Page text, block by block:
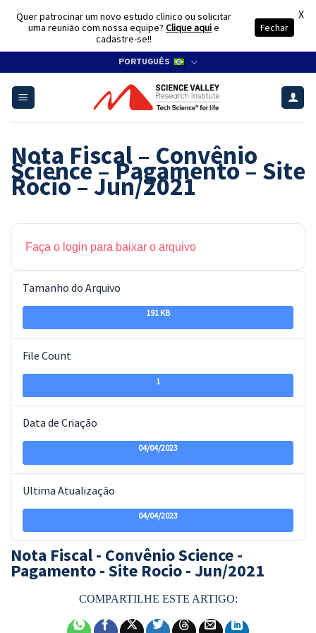
content
PORTUGUÊS
Nota Fiscal – Convênio
Science – Pagamento – Site
Rocio – Jun/2021
Faça o login para baixar o arquivo
Tamanho do Arquivo
191 KB
File Count
1
Data de Criação
04/04/2023
Ultima Atualização
04/04/2023
Nota Fiscal - Convênio Science -
Pagamento - Site Rocio - Jun/2021
Quer patrocinar um novo estudo clínico ou solicitar
uma reunião com nossa equipe? Clique aquie
cadastre-se!!
Fechar
X